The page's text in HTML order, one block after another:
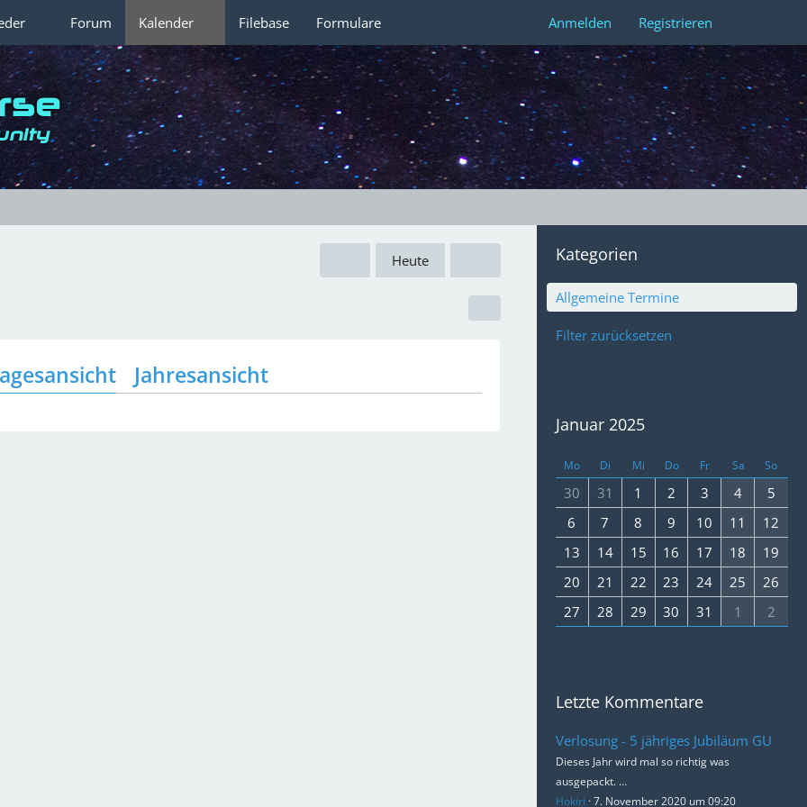
Forum Kalender Filebase Formulare Anmelden Registrieren
Heute
Jahresansicht
Kategorien
Allgemeine Termine
Filter zurücksetzen
Januar 2025
Mo Di Mi Do Fr Sa So
30 31 1 2 3 4
5
6
7 8 9 10 11
12
13
14 15 16 17 18
19
20
21 22 23 24 25
26
27
28 29 30 31 1 2
Letzte Kommentare
Verlosung - 5 jähriges Jubiläum GU
Dieses Jahr wird mal so richtig was
ausgepackt. …
Hokiri 7. November 2020 um 09:20